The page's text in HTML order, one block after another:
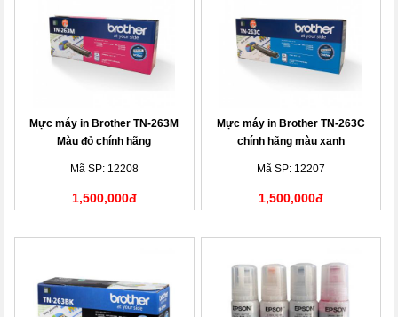
Mực máy in Brother TN-263M
Màu đỏ chính hãng
Mã SP: 12208
1,500,000đ
Mực máy in Brother TN-263C
chính hãng màu xanh
Mã SP: 12207
1,500,000đ